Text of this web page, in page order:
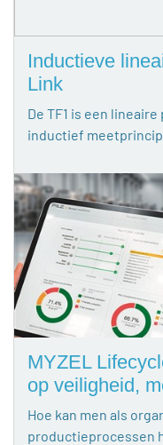
Inductieve
Link
De TF1 is een
inductief
MYZEL
op veiligheid,
Hoe kan men als
productieprocessen